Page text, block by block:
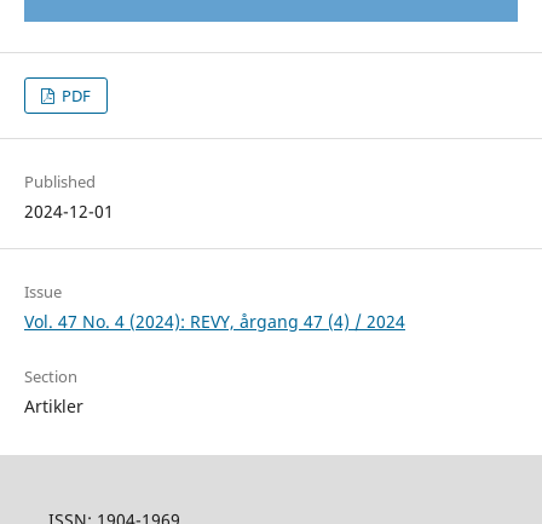
PDF
Published
2024-12-01
Issue
Vol. 47 No. 4 (2024): REVY, årgang 47 (4) / 2024
Section
Artikler